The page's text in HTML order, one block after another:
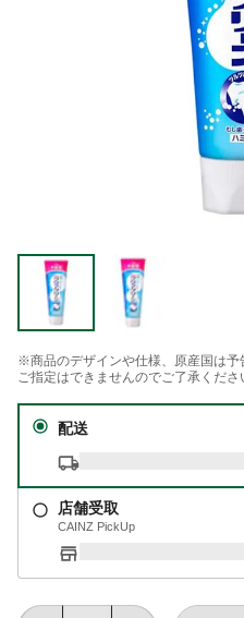
※商品のデザインや仕様、原産国は予
ご指定はできませんのでご了承くださ
配送
店舗受取
CAINZ PickUp